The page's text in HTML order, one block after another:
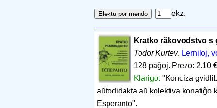
ekz.
Kratko răkovodstvo s
Todor Kurtev. Lerniloj,
128 paĝoj. Prezo: 2.10 €
Klarigo: "Konciza
aŭtodidakta aŭ kolektiva konatiĝo
Esperanto".